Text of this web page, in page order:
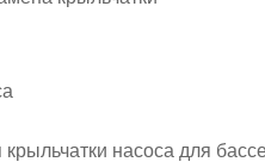
крыльчатки насоса для